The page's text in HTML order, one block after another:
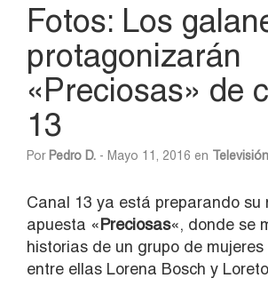
Fotos: Los
protagonizarán
«Preciosas» de
13
Por Pedro D. - Mayo 11, 2016 en Televisión
Canal 13 ya está preparando su
apuesta «Preciosas«, donde se
historias de un grupo de
entre ellas Lorena Bosch y